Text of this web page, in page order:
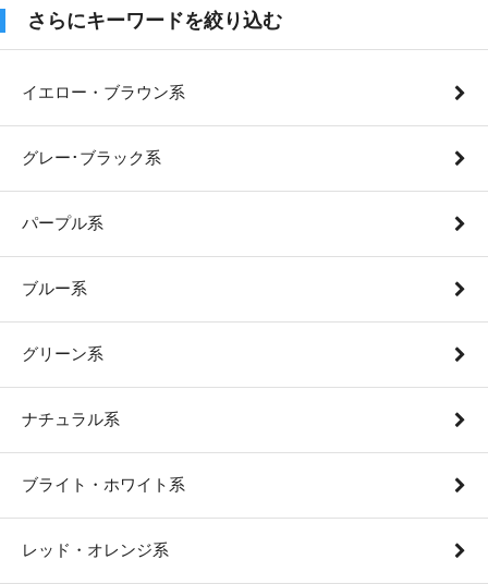
さらにキーワードを絞り込む
イエロー・ブラウン系
グレー･ブラック系
パープル系
ブルー系
グリーン系
ナチュラル系
ブライト・ホワイト系
レッド・オレンジ系